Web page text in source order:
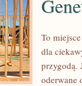
To
dla
przygodą.
oderwane